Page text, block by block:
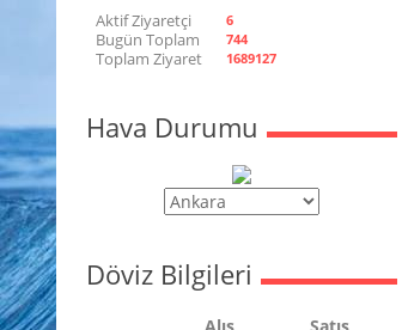
Aktif Ziyaretçi 6
Bugün Toplam 744
Toplam Ziyaret 1689127
Hava Durumu
Döviz Bilgileri